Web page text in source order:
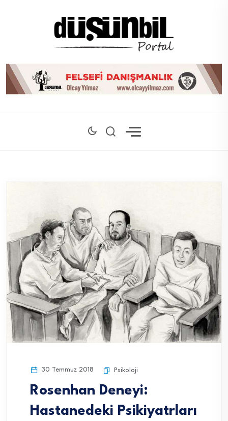
30 Temmuz 2018 Psikoloji
Rosenhan Deneyi:
Hastanedeki Psikiyatrları